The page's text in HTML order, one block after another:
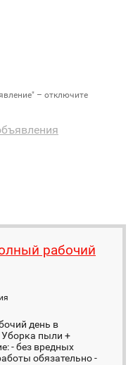
– отключите
рабочий
день в
пыли +
- без вредных
обязательно -